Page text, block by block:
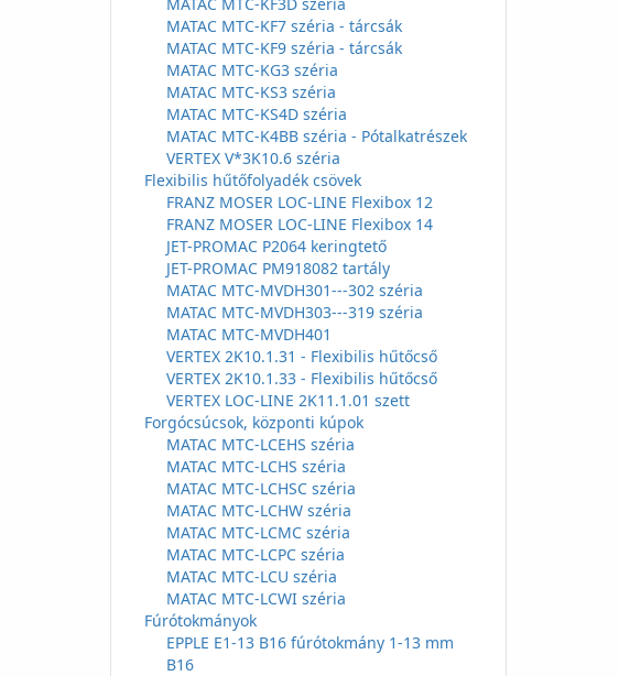
MATAC MTC-KF7 széria - tárcsák
MATAC MTC-KF9 széria - tárcsák
MATAC MTC-KG3 széria
MATAC MTC-KS3 széria
MATAC MTC-KS4D széria
MATAC MTC-K4BB széria - Pótalkatrészek
VERTEX V*3K10.6 széria
Flexibilis hűtőfolyadék csövek
FRANZ MOSER LOC-LINE Flexibox 12
FRANZ MOSER LOC-LINE Flexibox 14
JET-PROMAC P2064 keringtető
JET-PROMAC PM918082 tartály
MATAC MTC-MVDH301---302 széria
MATAC MTC-MVDH303---319 széria
MATAC MTC-MVDH401
VERTEX 2K10.1.31 - Flexibilis hűtőcső
VERTEX 2K10.1.33 - Flexibilis hűtőcső
VERTEX LOC-LINE 2K11.1.01 szett
Forgócsúcsok, központi kúpok
MATAC MTC-LCEHS széria
MATAC MTC-LCHS széria
MATAC MTC-LCHSC széria
MATAC MTC-LCHW széria
MATAC MTC-LCMC széria
MATAC MTC-LCPC széria
MATAC MTC-LCU széria
MATAC MTC-LCWI széria
Fúrótokmányok
EPPLE E1-13 B16 fúrótokmány 1-13 mm
B16